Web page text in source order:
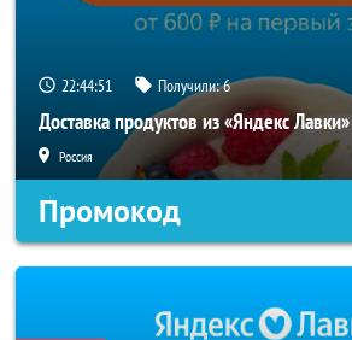
22:44:50 Получили:6
Доставка продуктов из «Яндекс Лавки»
Россия
Промокод